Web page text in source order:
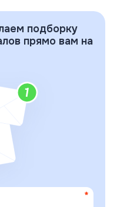
подборку
прямо вам на